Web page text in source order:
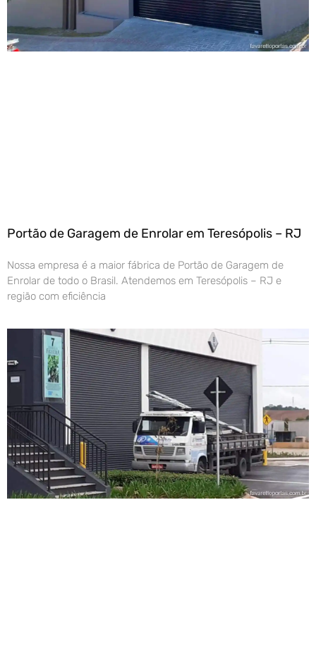
Portão de Garagem de Enrolar em Teresópolis – RJ
Nossa empresa é a maior fábrica de Portão de Garagem de
Enrolar de todo o Brasil. Atendemos em Teresópolis – RJ e
região com eficiência